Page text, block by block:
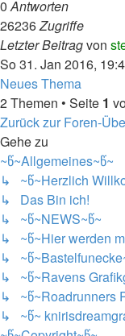
0Antworten
26236Zugriffe
Letzter Beitragvon
So 31. Jan 2016,
Neues Thema
2 Themen • Seite 1
Zurück zur Foren-
Gehe zu
~წ~Allgemeines~წ~
↳ ~წ~Herzlich
↳ Das Bin ich!
↳ ~წ~NEWS~წ~
↳ ~წ~Hier werden
↳
↳ ~წ~Ravens
↳ ~წ~Roadrunners
↳ ~წ~